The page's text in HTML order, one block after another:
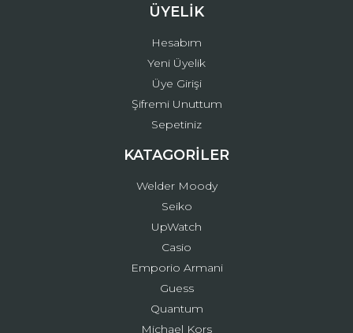
ÜYELİK
Hesabım
Yeni Üyelik
Üye Girişi
Şifremi Unuttum
Sepetiniz
KATAGORİLER
Welder Moody
Seiko
UpWatch
Casio
Emporio Armani
Guess
Quantum
Michael Kors